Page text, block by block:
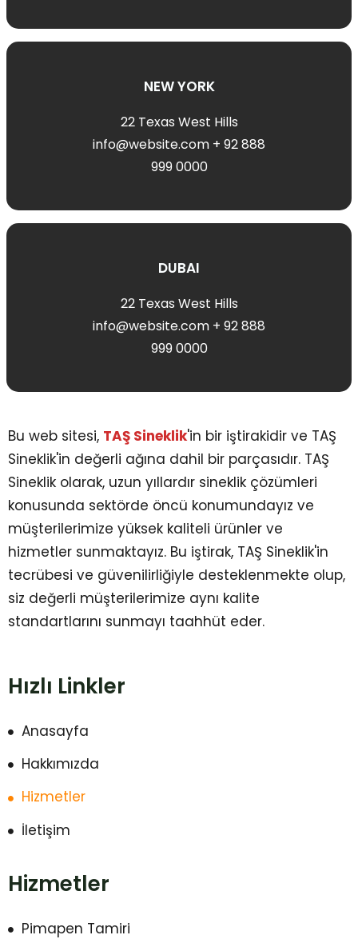
NEW YORK
22 Texas West Hills
info@website.com + 92 888
999 0000
DUBAI
22 Texas West Hills
info@website.com + 92 888
999 0000
Bu web sitesi, TAŞ Sineklik'in bir iştirakidir ve TAŞ
Sineklik'in değerli ağına dahil bir parçasıdır. TAŞ
Sineklik olarak, uzun yıllardır sineklik çözümleri
konusunda sektörde öncü konumundayız ve
müşterilerimize yüksek kaliteli ürünler ve
hizmetler sunmaktayız. Bu iştirak, TAŞ Sineklik'in
tecrübesi ve güvenilirliğiyle desteklenmekte olup,
siz değerli müşterilerimize aynı kalite
standartlarını sunmayı taahhüt eder.
Hızlı Linkler
Anasayfa
Hakkımızda
Hizmetler
İletişim
Hizmetler
Pimapen Tamiri